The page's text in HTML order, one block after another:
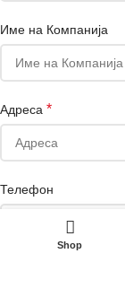
Име на Компанија
Адреса *
Телефон
Shop